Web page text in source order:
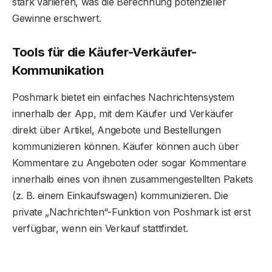
Gewinne erschwert.
Tools für die Käufer-Verkäufer-
Kommunikation
Poshmark bietet ein einfaches Nachrichtensystem
innerhalb der App, mit dem Käufer und Verkäufer
direkt über Artikel, Angebote und Bestellungen
kommunizieren können. Käufer können auch über
Kommentare zu Angeboten oder sogar Kommentare
innerhalb eines von ihnen zusammengestellten Pakets
(z. B. einem Einkaufswagen) kommunizieren. Die
private „Nachrichten“-Funktion von Poshmark ist erst
verfügbar, wenn ein Verkauf stattfindet.